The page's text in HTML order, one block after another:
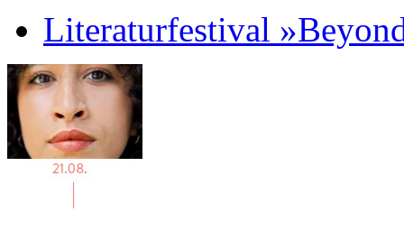
Literaturfestival